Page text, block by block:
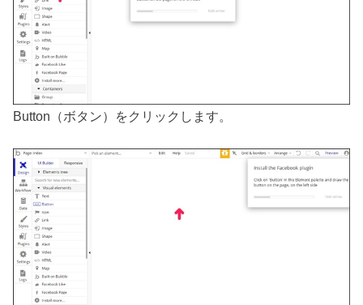
Button（ボタン）をクリックします。